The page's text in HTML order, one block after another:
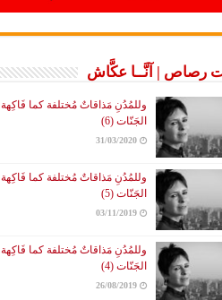
رصاص | آنَّــا عكَّاش
وللمُدُنِ مَذاقاتٌ مُختلفة كما فَاكِهة
الجَنّات (6)
31/03/2020
وللمُدُنِ مَذاقاتٌ مُختلفة كما فَاكِهة
الجَنّات (5)
03/11/2019
وللمُدُنِ مَذاقاتٌ مُختلفة كما فَاكِهة
الجَنّات (4)
26/08/2019